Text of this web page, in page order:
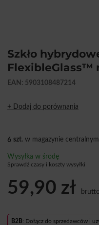
Szkło
FlexibleGlass™
EAN: 5903108487214
+ Dodaj do porównania
6 szt. w magazynie
Wysyłka w środę
Sprawdź czasy i koszty wysyłki
59,90 zł brutto
B2B: Dołącz do sprzedawców i